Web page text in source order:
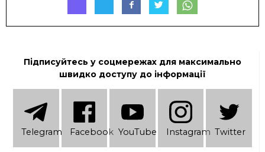
Підписуйтесь у соцмережах для максимально
швидко доступу до інформації
Telеgram Facebook YouTube Instagram Twitter